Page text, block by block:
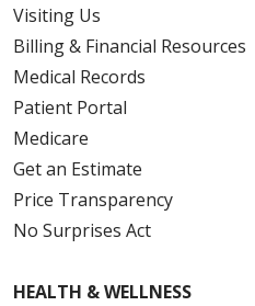
Visiting Us
Billing & Financial Resources
Medical Records
Patient Portal
Medicare
Get an Estimate
Price Transparency
No Surprises Act
HEALTH & WELLNESS